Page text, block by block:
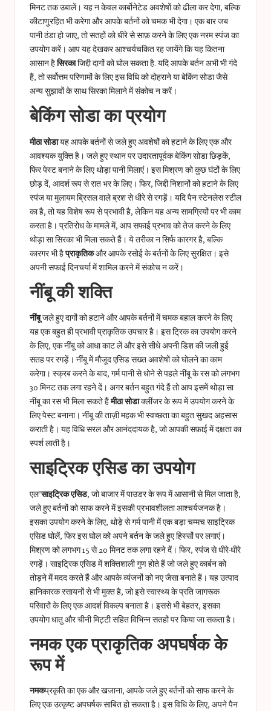
मिनट तक उबालें। यह न केवल कार्बोनेटेड अवशेषों को ढीला कर देगा, बल्कि
कीटाणुरहित भी करेगा और आपके बर्तनों को चमक भी देगा। एक बार जब
पानी ठंडा हो जाए, तो सतहों को धीरे से साफ़ करने के लिए एक नरम स्पंज का
उपयोग करें। आप यह देखकर आश्चर्यचकित रह जायेंगे कि यह कितना
आसान हैसिरकाजिद्दी दागों को घोल सकता है. यदि आपके बर्तन अभी भी गंदे
हैं, तो सर्वोत्तम परिणामों के लिए इस विधि को दोहराने या बेकिंग सोडा जैसे
अन्य सुझावों के साथ सिरका मिलाने में संकोच न करें।
बेकिंग सोडा का प्रयोग
मीठा सोडायह आपके बर्तनों से जले हुए अवशेषों को हटाने के लिए एक और
आवश्यक युक्ति है। जले हुए स्थान पर उदारतापूर्वक बेकिंग सोडा छिड़कें,
फिर पेस्ट बनाने के लिए थोड़ा पानी मिलाएं। इस मिश्रण को कुछ घंटों के लिए
छोड़ दें, आदर्श रूप से रात भर के लिए। फिर, जिद्दी निशानों को हटाने के लिए
स्पंज या मुलायम ब्रिसल वाले ब्रश से धीरे से रगड़ें। यदि पैन स्टेनलेस स्टील
का है, तो यह विशेष रूप से प्रभावी है, लेकिन यह अन्य सामग्रियों पर भी काम
करता है। प्रतिरोध के मामले में, आप सफाई प्रभाव को तेज करने के लिए
थोड़ा सा सिरका भी मिला सकते हैं। ये तरीका न सिर्फ कारगर है, बल्कि
कारगर भी हैप्राकृतिकऔर आपके रसोई के बर्तनों के लिए सुरक्षित। इसे
अपनी सफाई दिनचर्या में शामिल करने में संकोच न करें।
नींबू की शक्ति
नींबूजले हुए दागों को हटाने और आपके बर्तनों में चमक बहाल करने के लिए
यह एक बहुत ही प्रभावी प्राकृतिक उपचार है। इस ट्रिक का उपयोग करने
के लिए, एक नींबू को आधा काट लें और इसे सीधे अपनी डिश की जली हुई
सतह पर रगड़ें। नींबू में मौजूद एसिड सख्त अवशेषों को घोलने का काम
करेगा। स्क्रब करने के बाद, गर्म पानी से धोने से पहले नींबू के रस को लगभग
30 मिनट तक लगा रहने दें। अगर बर्तन बहुत गंदे हैं तो आप इसमें थोड़ा सा
नींबू का रस भी मिला सकते हैंमीठा सोडाक्लींजर के रूप में उपयोग करने के
लिए पेस्ट बनाना। नींबू की ताज़ी महक भी स्वच्छता का बहुत सुखद अहसास
कराती है। यह विधि सरल और आनंददायक है, जो आपकी सफ़ाई में दक्षता का
स्पर्श लाती है।
साइट्रिक एसिड का उपयोग
एल’साइट्रिक एसिड, जो बाजार में पाउडर के रूप में आसानी से मिल जाता है,
जले हुए बर्तनों को साफ करने में इसकी प्रभावशीलता आश्चर्यजनक है।
इसका उपयोग करने के लिए, थोड़े से गर्म पानी में एक बड़ा चम्मच साइट्रिक
एसिड घोलें, फिर इस घोल को अपने बर्तन के जले हुए हिस्सों पर लगाएं।
मिश्रण को लगभग 15 से 20 मिनट तक लगा रहने दें। फिर, स्पंज से धीरे-धीरे
रगड़ें। साइट्रिक एसिड में शक्तिशाली गुण होते हैं जो जले हुए कार्बन को
तोड़ने में मदद करते हैं और आपके व्यंजनों को नए जैसा बनाते हैं। यह उत्पाद
हानिकारक रसायनों से भी मुक्त है, जो इसे स्वास्थ्य के प्रति जागरूक
परिवारों के लिए एक आदर्श विकल्प बनाता है। इससे भी बेहतर, इसका
उपयोग धातु और चीनी मिट्टी सहित विभिन्न सतहों पर किया जा सकता है।
नमक एक प्राकृतिक अपघर्षक के
रूप में
नमकप्रकृति का एक और खजाना, आपके जले हुए बर्तनों को साफ करने के
लिए एक उत्कृष्ट अपघर्षक साबित हो सकता है। इस विधि के लिए, अपने पैन